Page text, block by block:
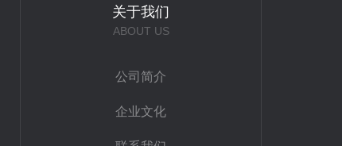
关于我们
ABOUT US
公司简介
企业文化